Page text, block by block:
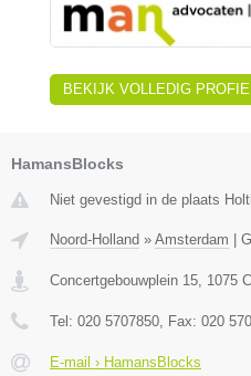
BEKIJK VOLLEDIG PROFIEL
HamansBlocks
Niet gevestigd in de plaats
Noord-Holland » Amsterdam
Concertgebouwplein 15 1075
Tel: 020 5707850 , Fax: 020
E-mail › HamansBlocks